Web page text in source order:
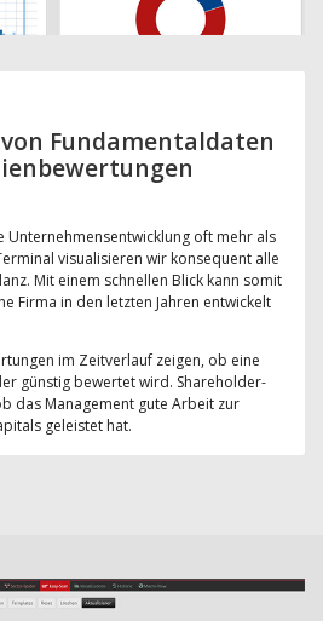
Fundamentaldaten
Unternehmensentwicklung oft mehr als
visualisieren wir konsequent alle
Mit einem schnellen Blick kann somit
Firma in den letzten Jahren entwickelt
im Zeitverlauf zeigen, ob eine
günstig bewertet wird. Shareholder-
das Management gute Arbeit zur
geleistet hat.